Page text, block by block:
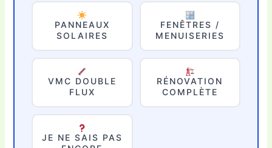
PANNEAUX
SOLAIRES
FENÊTRES /
MENUISERIES
VMC DOUBLE
FLUX
RÉNOVATION
COMPLÈTE
JE NE SAIS PAS